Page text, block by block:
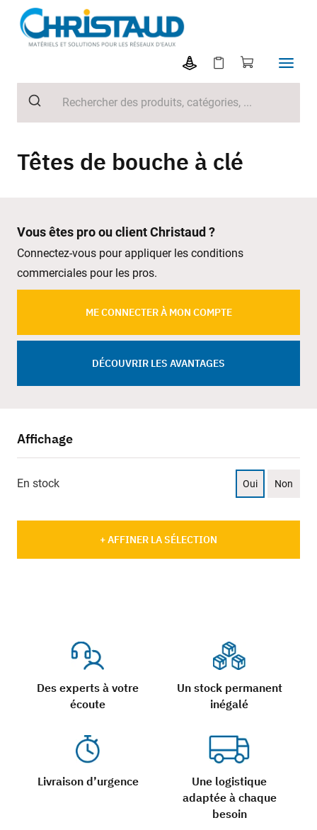
Têtes de bouche à clé
Vous êtes pro ou client Christaud ?
Connectez-vous pour appliquer les conditions
commerciales pour les pros.
ME CONNECTER À MON COMPTE
DÉCOUVRIR LES AVANTAGES
Affichage
En stock Oui Non
+ AFFINER LA SÉLECTION
Des experts à votre
écoute
Un stock permanent
inégalé
Livraison d’urgence
Une logistique
adaptée à chaque
besoin